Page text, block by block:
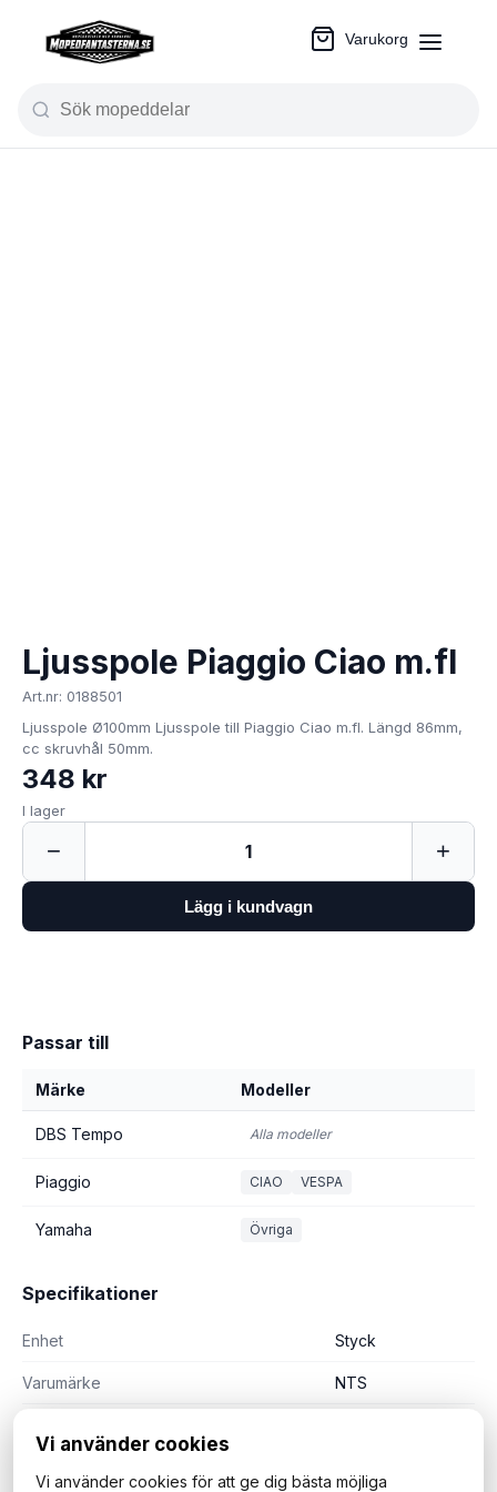
Varukorg
Ljusspole Piaggio Ciao m.fl
Art.nr: 0188501
Ljusspole Ø100mm Ljusspole till Piaggio Ciao m.fl. Längd 86mm,
cc skruvhål 50mm.
348 kr
I lager
− 1 +
Lägg i kundvagn
Passar till
Märke Modeller
DBS Tempo Alla modeller
Piaggio CIAO VESPA
Yamaha Övriga
Specifikationer
Enhet Styck
Varumärke NTS
Vi använder cookies
Vi använder cookies för att ge dig bästa möjliga